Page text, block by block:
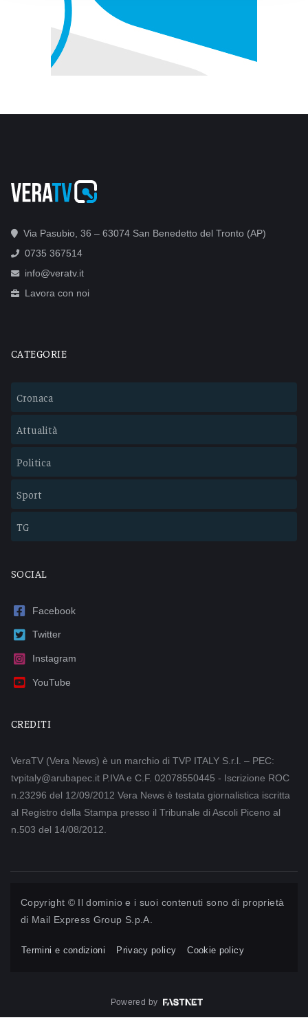
Via Pasubio, 36 – 63074 San Benedetto del Tronto (AP)
0735 367514
info@veratv.it
Lavora con noi
CATEGORIE
Cronaca
Attualità
Politica
Sport
TG
SOCIAL
Facebook
Twitter
Instagram
YouTube
CREDITI
VeraTV (Vera News) è un marchio di TVP ITALY S.r.l. – PEC:
tvpitaly@arubapec.it P.IVA e C.F. 02078550445 - Iscrizione ROC
n.23296 del 12/09/2012 Vera News è testata giornalistica iscritta
al Registro della Stampa presso il Tribunale di Ascoli Piceno al
n.503 del 14/08/2012.
Copyright © Il dominio e i suoi contenuti sono di proprietà
di Mail Express Group S.p.A.
Termini e condizioni Privacy policy Cookie policy
Powered by